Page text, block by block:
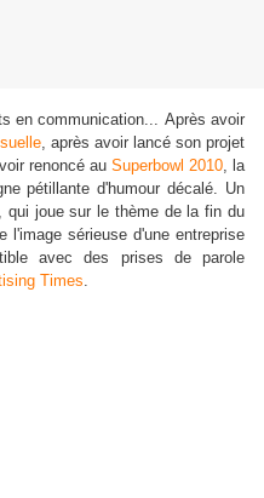
en communication... Après avoir
, après avoir lancé son projet
renoncé au Superbowl 2010, la
pétillante d'humour décalé. Un
qui joue sur le thème de la fin du
l'image sérieuse d'une entreprise
avec des prises de parole
Times.